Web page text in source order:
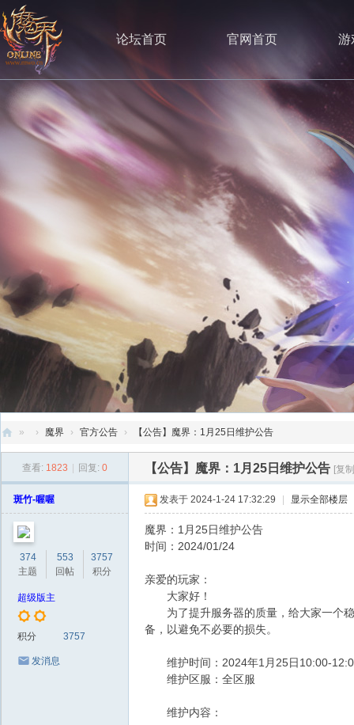
论坛首页 官网首页 游
创
» › 魔界 › 官方公告 › 【公告】魔界：1月25日维护公告
查看: 1823 回复: 0 【公告】魔界：1月25日维护公告 [复
斑竹-喔喔
374
主题
553
回帖
3757
积分
超级版主
积分 3757
发消息
发表于 2024-1-24 17:32:29 显示全部楼层
魔界：1月25日维护公告
时间：2024/01/24
亲爱的玩家：
大家好！
为了提升服务器的质量，给大家一个稳
备，以避免不必要的损失。
维护时间：2024年1月25日10:00-
维护区服：全区服
维护内容：